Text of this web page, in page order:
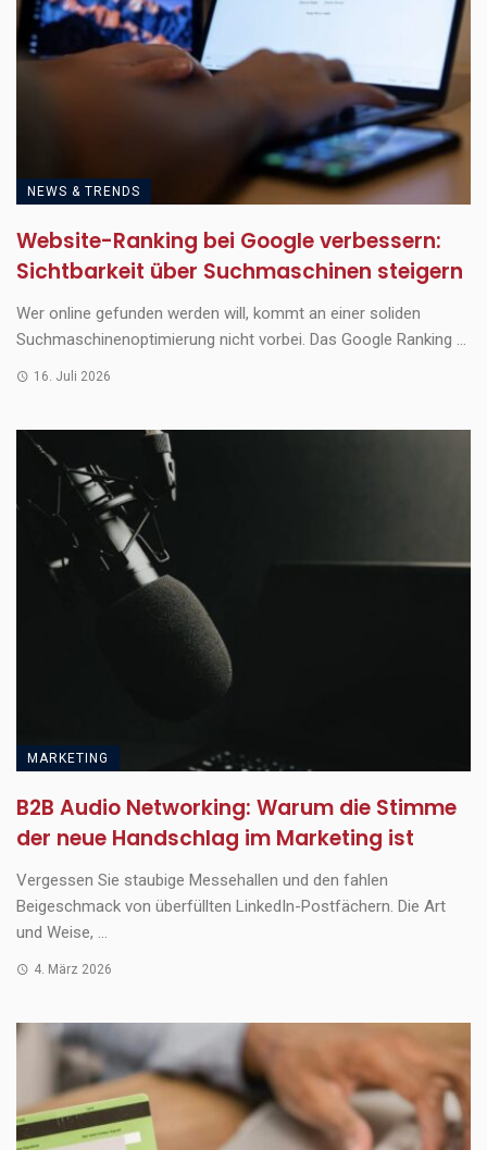
NEWS & TRENDS
Website-Ranking bei Google verbessern:
Sichtbarkeit über Suchmaschinen steigern
Wer online gefunden werden will, kommt an einer soliden
Suchmaschinenoptimierung nicht vorbei. Das Google Ranking ...
16. Juli 2026
MARKETING
B2B Audio Networking: Warum die Stimme
der neue Handschlag im Marketing ist
Vergessen Sie staubige Messehallen und den fahlen
Beigeschmack von überfüllten LinkedIn-Postfächern. Die Art
und Weise, ...
4. März 2026